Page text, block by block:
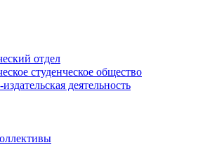
отдел
студенческое общество
деятельность